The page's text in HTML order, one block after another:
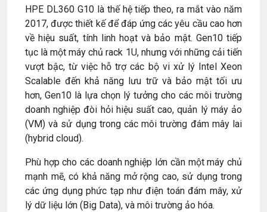
HPE DL360 G10 là thế hệ tiếp theo, ra mắt vào năm
2017, được thiết kế để đáp ứng các yêu cầu cao hơn
về hiệu suất, tính linh hoạt và bảo mật. Gen10 tiếp
tục là một máy chủ rack 1U, nhưng với những cải tiến
vượt bậc, từ việc hỗ trợ các bộ vi xử lý Intel Xeon
Scalable đến khả năng lưu trữ và bảo mật tối ưu
hơn, Gen10 là lựa chọn lý tưởng cho các môi trường
doanh nghiệp đòi hỏi hiệu suất cao, quản lý máy ảo
(VM) và sử dụng trong các môi trường đám mây lai
(hybrid cloud).
Phù hợp cho các doanh nghiệp lớn cần một máy chủ
mạnh mẽ, có khả năng mở rộng cao, sử dụng trong
các ứng dụng phức tạp như điện toán đám mây, xử
lý dữ liệu lớn (Big Data), và môi trường ảo hóa.